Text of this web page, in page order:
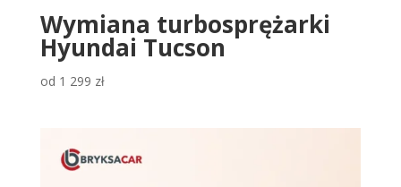
Wymiana turbosprężarki
Hyundai Tucson
od 1 299 zł